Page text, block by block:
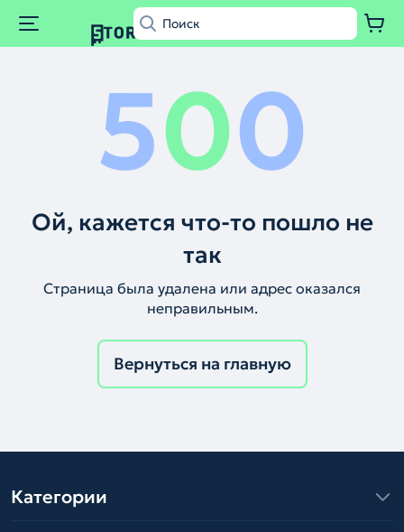
500
Ой, кажется что-то пошло не
так
Страница была удалена или адрес оказался
неправильным.
Вернуться на главную
Категории